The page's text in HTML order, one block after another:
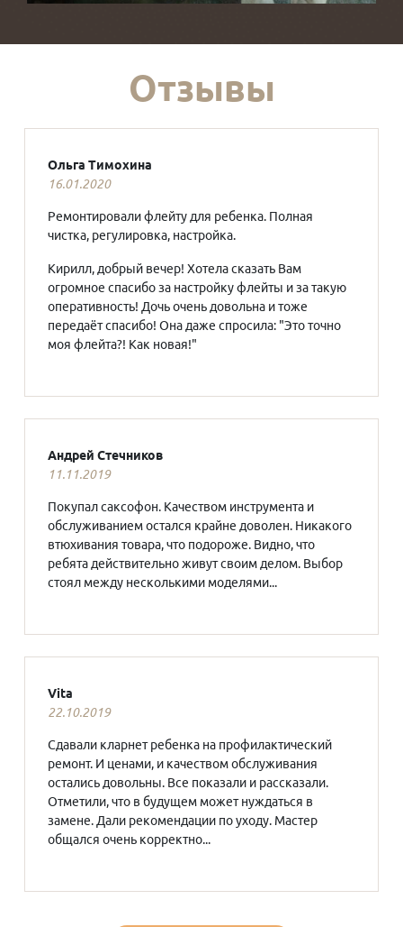
Отзывы
Ольга Тимохина
16.01.2020
Ремонтировали флейту для ребенка. Полная
чистка, регулировка, настройка.
Кирилл, добрый вечер! Хотела сказать Вам
огромное спасибо за настройку флейты и за такую
оперативность! Дочь очень довольна и тоже
передаёт спасибо! Она даже спросила: "Это точно
моя флейта?! Как новая!"
Андрей Стечников
11.11.2019
Покупал саксофон. Качеством инструмента и
обслуживанием остался крайне доволен. Никакого
втюхивания товара, что подороже. Видно, что
ребята действительно живут своим делом. Выбор
стоял между несколькими моделями...
Vita
22.10.2019
Сдавали кларнет ребенка на профилактический
ремонт. И ценами, и качеством обслуживания
остались довольны. Все показали и рассказали.
Отметили, что в будущем может нуждаться в
замене. Дали рекомендации по уходу. Мастер
общался очень корректно...